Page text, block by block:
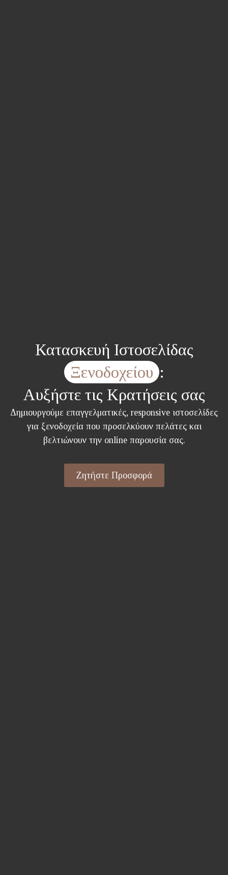
Κατασκευή Ιστοσελίδας
Ξενοδοχείου :
Αυξήστε τις Κρατήσεις σας
Δημιουργούμε επαγγελματικές, responsive ιστοσελίδες
για ξενοδοχεία που προσελκύουν πελάτες και
βελτιώνουν την online παρουσία σας.
Ζητήστε Προσφορά